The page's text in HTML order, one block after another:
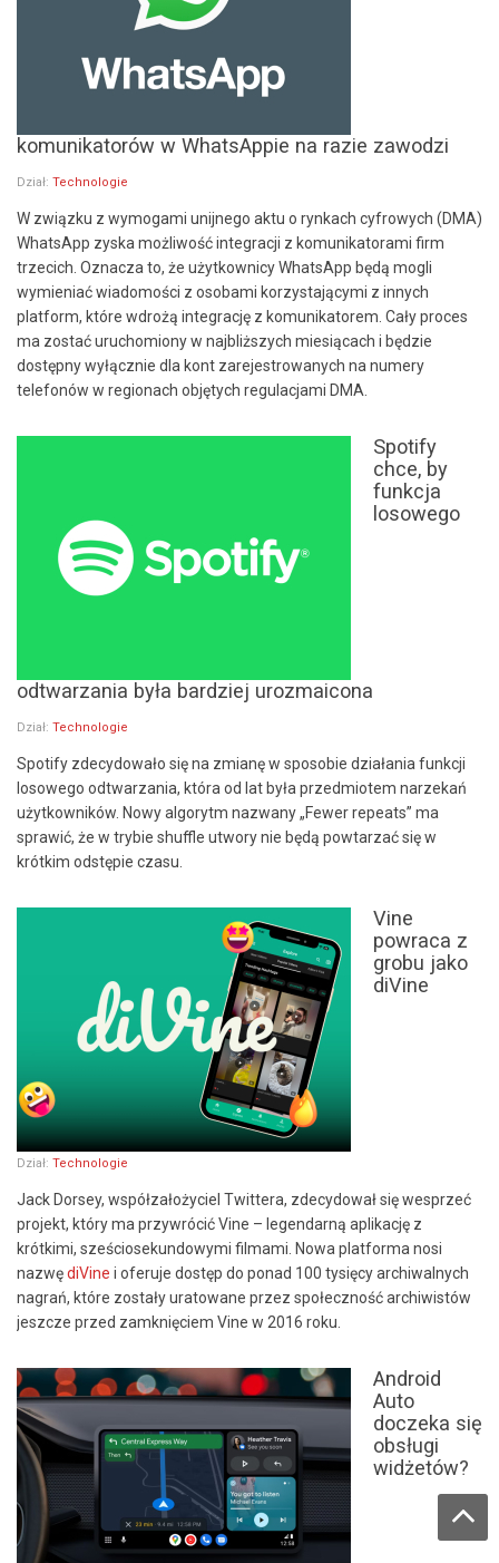
komunikatorów w WhatsAppie na razie zawodzi
Dział: Technologie
W związku z wymogami unijnego aktu o rynkach cyfrowych (DMA)
WhatsApp zyska możliwość integracji z komunikatorami firm
trzecich. Oznacza to, że użytkownicy WhatsApp będą mogli
wymieniać wiadomości z osobami korzystającymi z innych
platform, które wdrożą integrację z komunikatorem. Cały proces
ma zostać uruchomiony w najbliższych miesiącach i będzie
dostępny wyłącznie dla kont zarejestrowanych na numery
telefonów w regionach objętych regulacjami DMA.
Spotify
chce, by
funkcja
losowego
odtwarzania była bardziej urozmaicona
Dział: Technologie
Spotify zdecydowało się na zmianę w sposobie działania funkcji
losowego odtwarzania, która od lat była przedmiotem narzekań
użytkowników. Nowy algorytm nazwany „Fewer repeats” ma
sprawić, że w trybie shuffle utwory nie będą powtarzać się w
krótkim odstępie czasu.
Vine
powraca z
grobu jako
diVine
Dział: Technologie
Jack Dorsey, współzałożyciel Twittera, zdecydował się wesprzeć
projekt, który ma przywrócić Vine – legendarną aplikację z
krótkimi, sześciosekundowymi filmami. Nowa platforma nosi
nazwędiVine i oferuje dostęp do ponad 100 tysięcy archiwalnych
nagrań, które zostały uratowane przez społeczność archiwistów
jeszcze przed zamknięciem Vine w 2016 roku.
Android
Auto
doczeka się
obsługi
widżetów?